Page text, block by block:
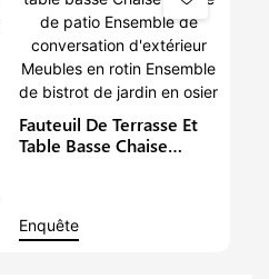
Ensemble De
Conversation De Jardin
Fauteuil De Terrasse Et
Table Basse Chaise
D'extérieur Meubles En
Enquête